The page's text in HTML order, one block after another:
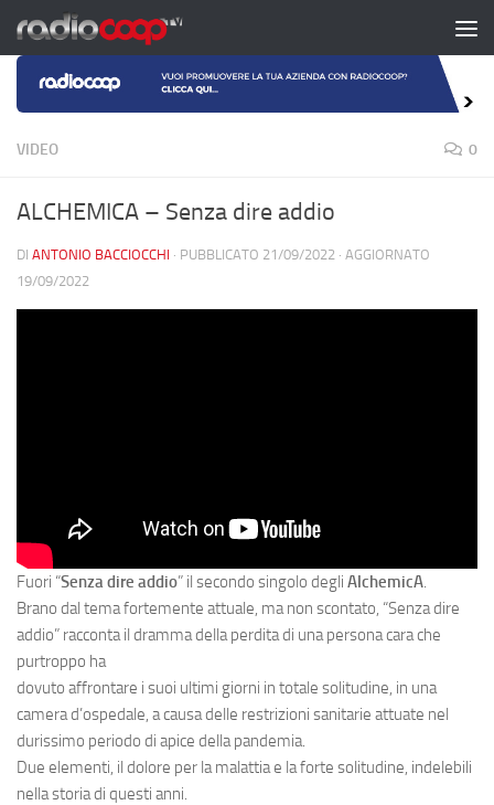
Salta al contenuto
VIDEO 0
ALCHEMICA – Senza dire addio
DI ANTONIO BACCIOCCHI · PUBBLICATO 21/09/2022 · AGGIORNATO
19/09/2022
Fuori “Senza dire addio” il secondo singolo degli AlchemicA.
Brano dal tema fortemente attuale, ma non scontato, “Senza dire
addio” racconta il dramma della perdita di una persona cara che
purtroppo ha
dovuto affrontare i suoi ultimi giorni in totale solitudine, in una
camera d’ospedale, a causa delle restrizioni sanitarie attuate nel
durissimo periodo di apice della pandemia.
Due elementi, il dolore per la malattia e la forte solitudine, indelebili
nella storia di questi anni.